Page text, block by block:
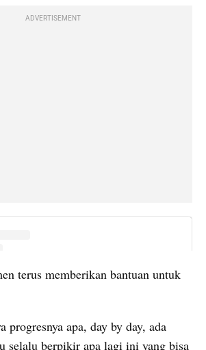
ADVERTISEMENT
terus memberikan bantuan untuk
progresnya apa, day by day, ada
selalu berpikir apa lagi ini yang bisa